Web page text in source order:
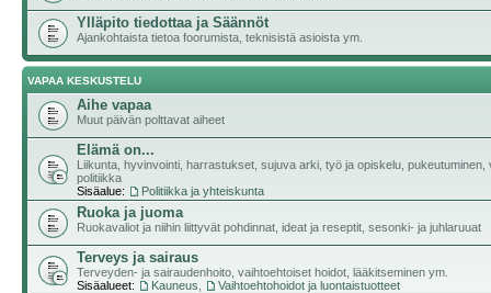
Ylläpito tiedottaa ja Säännöt
Ajankohtaista tietoa foorumista, teknisistä asioista ym.
VAPAA KESKUSTELU
Aihe vapaa
Muut päivän polttavat aiheet
Elämä on...
Liikunta, hyvinvointi, harrastukset, sujuva arki, työ ja opiskelu, pukeutuminen,
politiikka
Sisäalue:
Politiikka ja yhteiskunta
Ruoka ja juoma
Ruokavaliot ja niihin liittyvät pohdinnat, ideat ja reseptit, sesonki- ja juhlaruuat
Terveys ja sairaus
Terveyden- ja sairaudenhoito, vaihtoehtoiset hoidot, lääkitseminen ym.
Sisäalueet:
Kauneus Vaihtoehtohoidot ja luontaistuotteet